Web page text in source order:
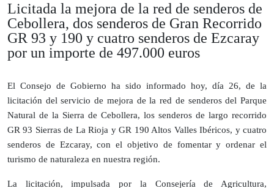
Licitada la mejora de la red de senderos de
Cebollera, dos senderos de Gran Recorrido
GR 93 y 190 y cuatro senderos de Ezcaray
por un importe de 497.000 euros
El Consejo de Gobierno ha sido informado hoy, día 26, de la
licitación del servicio de mejora de la red de senderos del Parque
Natural de la Sierra de Cebollera, los senderos de largo recorrido
GR 93 Sierras de La Rioja y GR 190 Altos Valles Ibéricos, y cuatro
senderos de Ezcaray, con el objetivo de fomentar y ordenar el
turismo de naturaleza en nuestra región.
La licitación, impulsada por la Consejería de Agricultura,